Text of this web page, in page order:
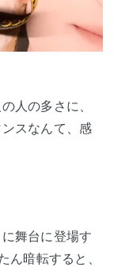
人の多さに、
スなんて、感
舞台に登場す
ん暗転すると、